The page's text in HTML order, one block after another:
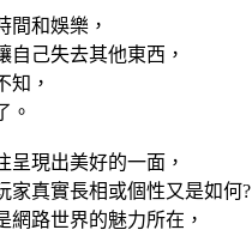
間和娛樂，
自己失去其他東西，
知，
。
呈現出美好的一面，
家真實長相或個性又是如何?
網路世界的魅力所在，